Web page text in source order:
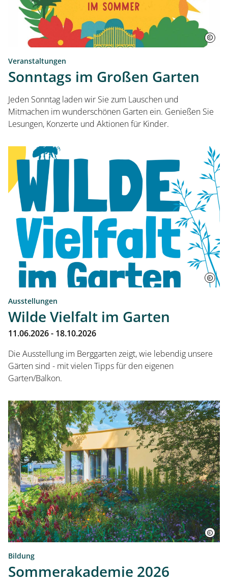
Veranstaltungen
Sonntags im Großen Garten
Jeden Sonntag laden wir Sie zum Lauschen und
Mitmachen im wunderschönen Garten ein. Genießen Sie
Lesungen, Konzerte und Aktionen für Kinder.
Ausstellungen
Wilde Vielfalt im Garten
11.06.2026 - 18.10.2026
Die Ausstellung im Berggarten zeigt, wie lebendig unsere
Gärten sind - mit vielen Tipps für den eigenen
Garten/Balkon.
Bildung
Sommerakademie 2026